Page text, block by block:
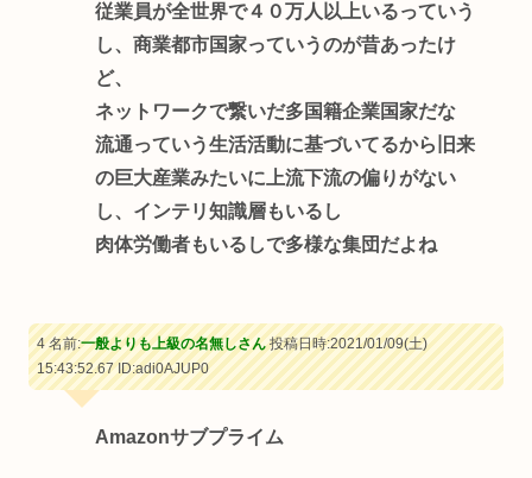
従業員が全世界で４０万人以上いるっていう
し、商業都市国家っていうのが昔あったけ
ど、
ネットワークで繋いだ多国籍企業国家だな
流通っていう生活活動に基づいてるから旧来
の巨大産業みたいに上流下流の偏りがない
し、インテリ知識層もいるし
肉体労働者もいるしで多様な集団だよね
4 名前:一般よりも上級の名無しさん投稿日時:2021/01/09(土)
15:43:52.67ID:adi0AJUP0
Amazonサブプライム